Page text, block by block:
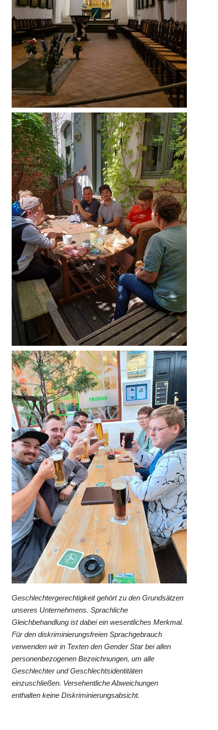
Geschlechtergerechtigkeit gehört zu den Grundsätzen
unseres Unternehmens. Sprachliche
Gleichbehandlung ist dabei ein wesentliches Merkmal.
Für den diskriminierungsfreien Sprachgebrauch
verwenden wir in Texten den Gender Star bei allen
personenbezogenen Bezeichnungen, um alle
Geschlechter und Geschlechtsidentitäten
einzuschließen. Versehentliche Abweichungen
enthalten keine Diskriminierungsabsicht.